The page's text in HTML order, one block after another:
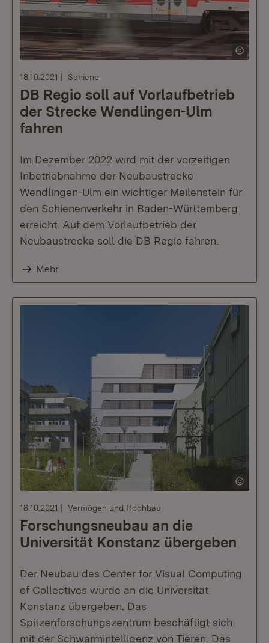
18.10.2021 Schiene
DB Regio soll auf Vorlaufbetrieb
der Strecke Wendlingen-Ulm
fahren
Im Dezember 2022 wird mit der vorzeitigen
Inbetriebnahme der Neubaustrecke
Wendlingen-Ulm ein wichtiger Meilenstein für
den Schienenverkehr in Baden-Württemberg
erreicht. Auf dem Vorlaufbetrieb der
Neubaustrecke soll die DB Regio fahren.
Mehr
18.10.2021 Vermögen und Hochbau
Forschungsneubau an die
Universität Konstanz übergeben
Der Neubau des Center for Visual Computing
of Collectives wurde an die Universität
Konstanz übergeben. Das
Spitzenforschungszentrum beschäftigt sich
mit der Schwarmintelligenz von Tieren. Das